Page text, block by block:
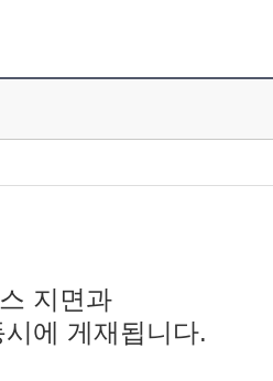
지면과
에 게재됩니다.